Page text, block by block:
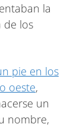
la
de los
pie en los
oeste,
un
nombre,